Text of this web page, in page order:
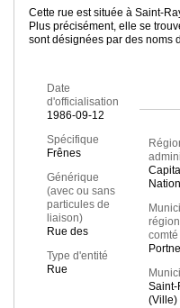
Cette rue est située à Saint-
Plus précisément, elle se
sont désignées par des noms
Date
d'officialisation
1986-09-12
Spécifique
Frênes
Générique
(avec ou sans
particules de
liaison)
Rue des
Type d'entité
Rue
Saint-
(Ville)